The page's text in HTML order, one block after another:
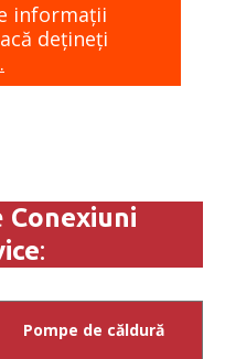
informaţii
dețineți
Conexiuni
:
Pompe de căldură